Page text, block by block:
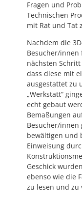
Fragen und
Technischen
mit Rat und Tat
Nachdem die
Besucher/innen
nächsten
dass diese mit
ausgestattet zu
„Werkstatt“
echt gebaut
Bemaßungen
Besucher/innen
bewältigen und
Einweisung
Geschick
ebenso wie die
zu lesen und zu